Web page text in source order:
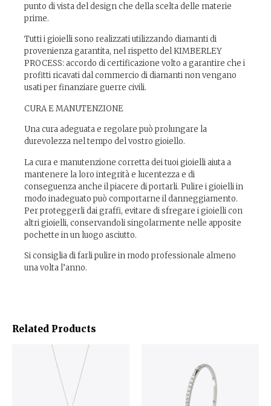
punto di vista del design che della scelta delle materie
prime.
Tutti i gioielli sono realizzati utilizzando diamanti di
provenienza garantita, nel rispetto del KIMBERLEY
PROCESS: accordo di certificazione volto a garantire che i
profitti ricavati dal commercio di diamanti non vengano
usati per finanziare guerre civili.
CURA E MANUTENZIONE
Una cura adeguata e regolare può prolungare la
durevolezza nel tempo del vostro gioiello.
La cura e manutenzione corretta dei tuoi gioielli aiuta a
mantenere la loro integrità e lucentezza e di
conseguenza anche il piacere di portarli. Pulire i gioielli in
modo inadeguato può comportarne il danneggiamento.
Per proteggerli dai graffi, evitare di sfregare i gioielli con
altri gioielli, conservandoli singolarmente nelle apposite
pochette in un luogo asciutto.
Si consiglia di farli pulire in modo professionale almeno
una volta l’anno.
Related Products